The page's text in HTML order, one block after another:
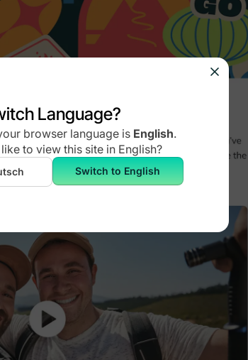
Language?
browser language is English.
to view this site in English?
Switch to English